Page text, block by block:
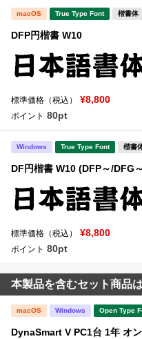
macOS True Type Font 楷書体
DFP円楷書 W10
標準価格（税込） ¥8,800
ポイント 80pt
Windows True Type Font 楷書
DF円楷書 W10 (DFP～/DFG
標準価格（税込） ¥8,800
ポイント 80pt
本製品を含むセット商品
macOS Windows Open Type
DynaSmart V PC1台 1年 オ